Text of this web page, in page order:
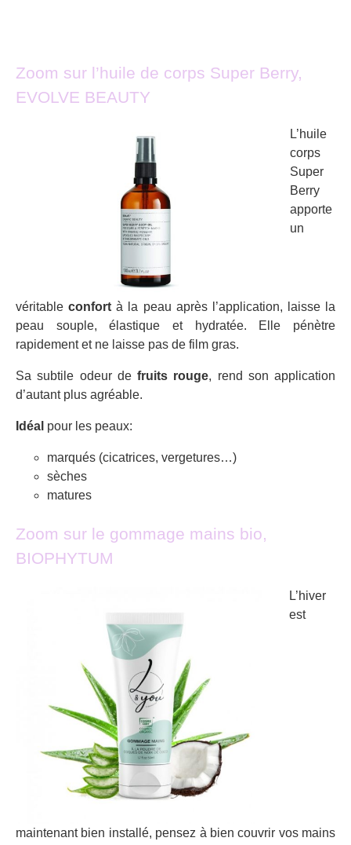
Zoom sur l’huile de corps Super Berry,
EVOLVE BEAUTY
L’huile
corps
Super
Berry
apporte
un
véritableconfort à la peau après l’application, laisse la
peau souple, élastique et hydratée. Elle pénètre
rapidement et ne laisse pas de film gras.
Sa subtile odeur de fruits rouge, rend son application
d’autant plus agréable.
Idéal pour les peaux:
marqués (cicatrices, vergetures…)
sèches
matures
Zoom sur le gommage mains bio,
BIOPHYTUM
L’hiver
est
maintenant bien installé, pensez à bien couvrir vos mains